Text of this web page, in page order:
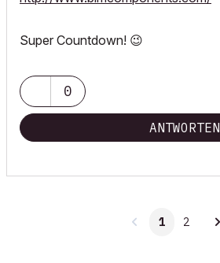
Super Countdown! 😉
0
ANTWORTEN
1 2